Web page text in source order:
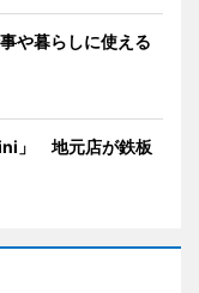
や暮らしに使える
」 地元店が鉄板